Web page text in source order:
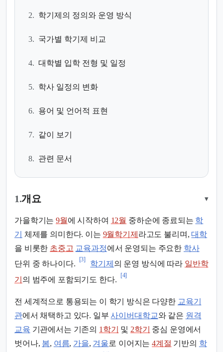
2. 학기제의 정의와 운영 방식
3. 국가별 학기제 비교
4. 대학별 입학 전형 및 일정
5. 학사 일정의 변화
6. 용어 및 언어적 표현
7. 같이 보기
8. 관련 문서
1.개요 ▾
가을학기는9월에 시작하여 12월 중하순에 종료되는 학
기
체제를 의미한다. 이는 9월학기제 라고도 불리며,대학
을 비롯한 초중고 교육과정에서 운영되는 주요한 학사
단위 중 하나이다.
[3]
학기제 의 운영 방식에 따라 일반학
기 의 범주에 포함되기도 한다.
[4]
전 세계적으로 통용되는 이 학기 방식은 다양한 교육기
관에서 채택하고 있다. 일부사이버대학교와 같은 원격
교육 기관에서는 기존의 1학기 및 2학기
중심 운영에서
벗어나, 봄, 여름, 가을, 겨울 로 이어지는4계절 기반의 학